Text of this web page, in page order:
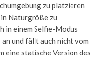
zu platzieren
in Naturgröße zu
in einem Selfie-Modus
und fällt auch nicht vom
eine statische Version des